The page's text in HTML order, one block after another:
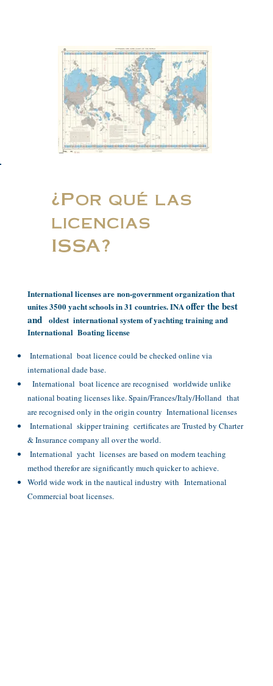
¿Por qué las
licencias
ISSA?
International licenses are non-government organization that
unites 3500 yacht schools in 31 countries. INAoffer the best
andoldest international system of yachting training and
International Boating license
International boat licence could be checked online via
international dade base.
International boat licence are recognised worldwide unlike
national boating licenses like. Spain/Frances/Italy/Holland that
are recognised only in the origin country International licenses
International skipper training certificates are Trusted by Charter
& Insurance company all over the world.
International yacht licenses are based on modern teaching
method therefor are significantly much quicker to achieve.
World wide work in the nautical industry with International
Commercial boat licenses.